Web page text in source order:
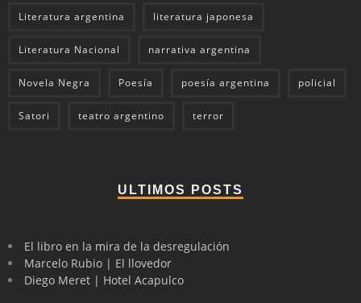
Literatura argentina literatura japonesa
Literatura Nacional narrativa argentina
Novela Negra Poesía poesía argentina policial
Satori teatro argentino terror
ULTIMOS POSTS
El libro en la mira de la desregulación
Marcelo Rubio | El llovedor
Diego Meret | Hotel Acapulco